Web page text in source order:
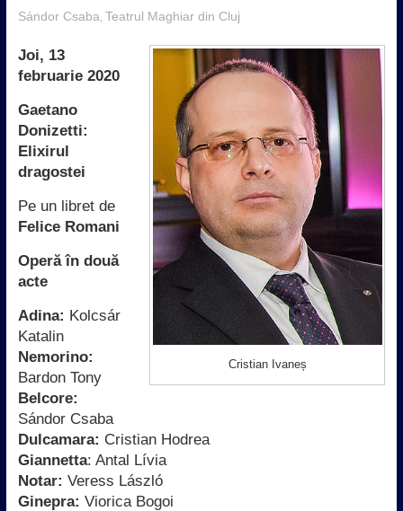
Sándor Csaba Teatrul Maghiar din Cluj
Cristian Ivaneș
Joi, 13
februarie 2020
Gaetano
Donizetti:
Elixirul
dragostei
Pe un libret de
Felice Romani
Operă în două
acte
Adina: Kolcsár
Katalin
Nemorino:
Bardon Tony
Belcore:
Sándor Csaba
Dulcamara: Cristian Hodrea
Giannetta: Antal Lívia
Notar: Veress László
Ginepra: Viorica Bogoi